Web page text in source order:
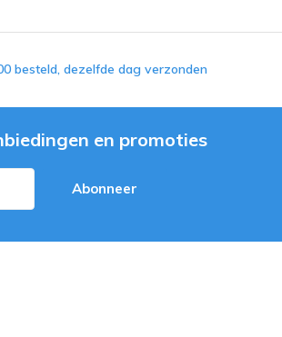
besteld, dezelfde dag verzonden
en promoties
Abonneer